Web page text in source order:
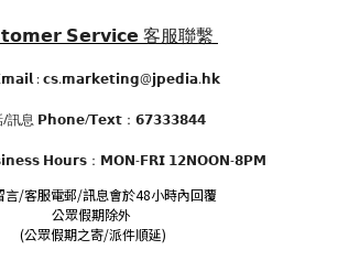
𝗦𝗲𝗿𝘃𝗶𝗰𝗲 客服聯繫
: 𝗰𝘀.𝗺𝗮𝗿𝗸𝗲𝘁𝗶𝗻𝗴@𝗷𝗽𝗲𝗱𝗶𝗮.𝗵𝗸
/訊息 𝗣𝗵𝗼𝗻𝗲/𝗧𝗲𝘅𝘁：𝟲𝟳𝟯𝟯𝟯𝟴𝟰𝟰
𝗛𝗼𝘂𝗿𝘀：𝗠𝗢𝗡-𝗙𝗥𝗜 𝟭𝟮𝗡𝗢𝗢𝗡-𝟴𝗣𝗠
言/客服電郵/訊息會於48小時內回覆
公眾假期除外
(公眾假期之寄/派件順延)